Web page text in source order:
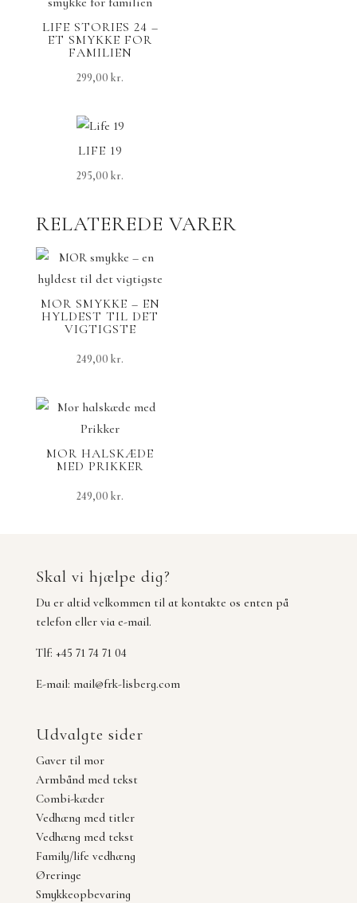
LIFE STORIES 24 –
ET SMYKKE FOR
FAMILIEN
299,00kr.
LIFE 19
295,00kr.
RELATEREDE VARER
MOR SMYKKE – EN
HYLDEST TIL DET
VIGTIGSTE
249,00kr.
MOR HALSKÆDE
MED PRIKKER
249,00kr.
Skal vi hjælpe dig?
Du er altid velkommen til at kontakte os enten på
telefon eller via e-mail.
Tlf: +45 71 74 71 04
E-mail: mail@frk-lisberg.com
Udvalgte sider
Gaver til mor
Armbånd med tekst
Combi-kæder
Vedhæng med titler
Vedhæng med tekst
Family/life vedhæng
Øreringe
Smykkeopbevaring